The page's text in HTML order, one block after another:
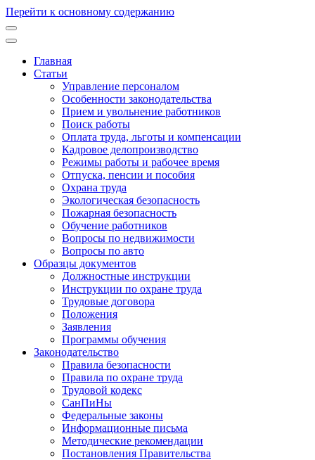
Перейти к основному содержанию
Основная
навигация
Главная
Статьи
Управление персоналом
Особенности законодательства
Прием и увольнение работников
Поиск работы
Оплата труда, льготы и компенсации
Кадровое делопроизводство
Режимы работы и рабочее время
Отпуска, пенсии и пособия
Охрана труда
Экологическая безопасность
Пожарная безопасность
Обучение работников
Вопросы по недвижимости
Вопросы по авто
Образцы документов
Должностные инструкции
Инструкции по охране труда
Трудовые договора
Положения
Заявления
Программы обучения
Законодательство
Правила безопасности
Правила по охране труда
Трудовой кодекс
СанПиНы
Федеральные законы
Информационные письма
Методические рекомендации
Постановления Правительства